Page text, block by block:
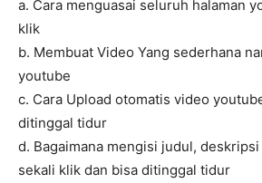
a. Cara menguasai seluruh halaman
klik
b. Membuat Video Yang sederhana
youtube
c. Cara Upload otomatis video
ditinggal tidur
d. Bagaimana mengisi judul,
sekali klik dan bisa ditinggal tidur